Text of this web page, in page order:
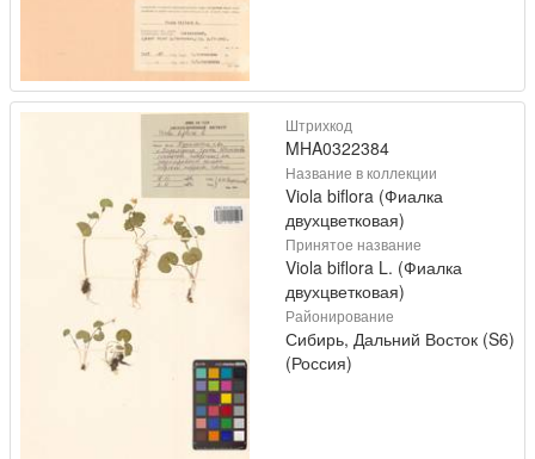
Штрихкод
MHA0322384
Название в коллекции
Viola biflora (Фиалка
двухцветковая)
Принятое название
Viola biflora L. (Фиалка
двухцветковая)
Районирование
Сибирь, Дальний Восток (S6)
(Россия)